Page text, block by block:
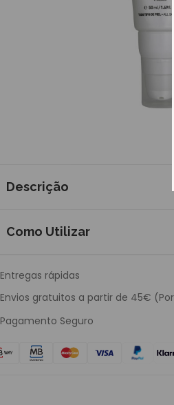
Descrição
Como Utilizar
Entregas rápidas
Envios gratuitos a partir de 45€
Pagamento Seguro